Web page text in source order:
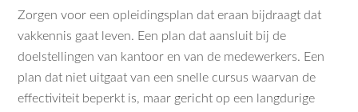
Zorgen voor een opleidingsplan dat eraan bijdraagt dat
vakkennis gaat leven. Een plan dat aansluit bij de
doelstellingen van kantoor en van de medewerkers. Een
plan dat niet uitgaat van een snelle cursus waarvan de
effectiviteit beperkt is, maar gericht op een langdurige